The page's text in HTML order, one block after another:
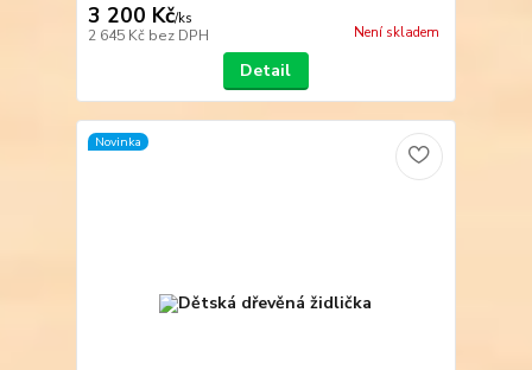
3 200 Kč/ks
2 645 Kč bez DPH Není skladem
Detail
Novinka